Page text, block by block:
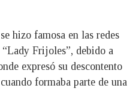
hizo famosa en las redes
“Lady Frijoles”, debido a
expresó su descontento
formaba parte de una